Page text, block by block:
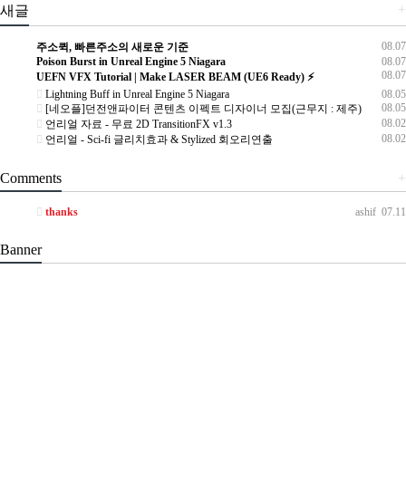
+
새글
08.07
주소퀵, 빠른주소의 새로운 기준
08.07
Poison Burst in Unreal Engine 5 Niagara
08.07
UEFN VFX Tutorial | Make LASER BEAM (UE6 Ready) ⚡
08.05
Lightning Buff in Unreal Engine 5 Niagara
08.05
[네오플]던전앤파이터 콘텐츠 이펙트 디자이너 모집(근무지 : 제주)
08.02
언리얼 자료 - 무료 2D TransitionFX v1.3
08.02
언리얼 - Sci-fi 글리치효과 & Stylized 회오리연출
+
Comments
ashif 07.11
thanks
Banner